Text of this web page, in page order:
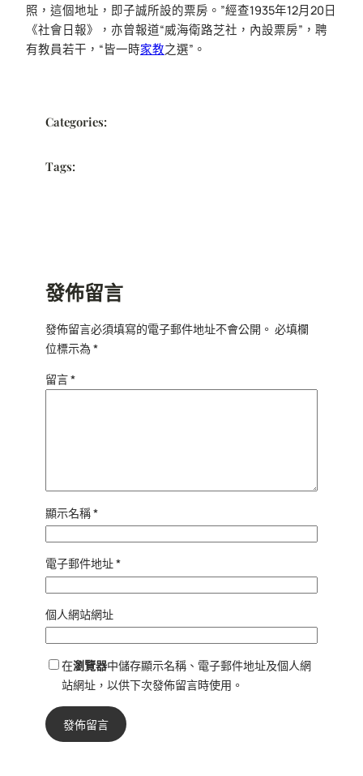
照，這個地址，即子誠所設的票房。”經查1935年12月20日
《社會日報》，亦曾報道“威海衛路芝社，內設票房”，聘
有教員若干，“皆一時家教之選”。
Categories:
Tags:
發佈留言
發佈留言必須填寫的電子郵件地址不會公開。 必填欄
位標示為*
留言*
顯示名稱*
電子郵件地址*
個人網站網址
在瀏覽器中儲存顯示名稱、電子郵件地址及個人網
站網址，以供下次發佈留言時使用。